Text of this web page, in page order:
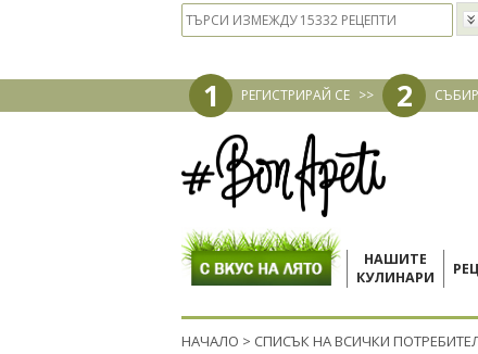
1 РЕГИСТРИРАЙ СЕ >> 2
НАШИТЕ
КУЛИНАРИ
НАЧАЛО > СПИСЪК НА ВСИЧКИ